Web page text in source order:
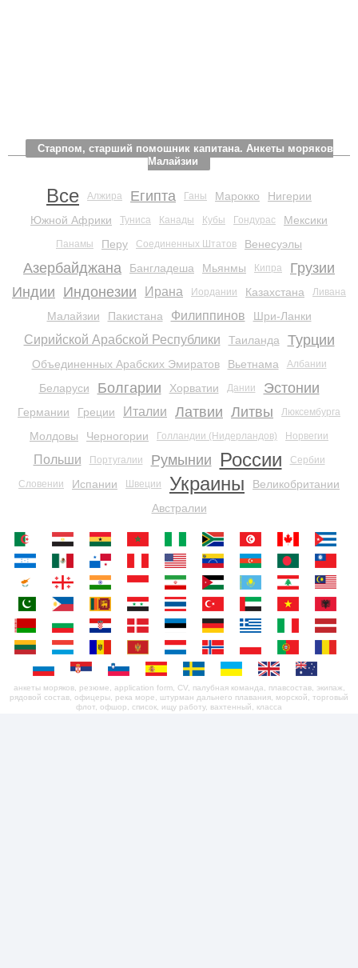
Старпом, старший помощник капитана. Анкеты моряков
Малайзии
Все Алжира Египта Ганы Марокко
Нигерии
Южной Африки
Туниса Канады Кубы Гондурас Мексики
Панамы Перу Соединенных Штатов Венесуэлы
Азербайджана Бангладеша Мьянмы Кипра
Грузии
Индии Индонезии Ирана Иордании Казахстана Ливана
Малайзии Пакистана Филиппинов Шри-Ланки
Сирийской Арабской Республики Таиланда Турции
Объединенных Арабских Эмиратов Вьетнама Албании
Беларуси Болгарии Хорватии Дании Эстонии
Германии Греции Италии Латвии Литвы Люксембурга
Молдовы Черногории Голландии (Нидерландов) Норвегии
Польши Португалии Румынии России Сербии
Словении Испании Швеции Украины
Великобритании
Австралии
анкеты моряков, резюме, application form, CV, палубная команда, плавсостав, экипаж,
рядовой состав, офицеры, река море, штурман дальнего плавания, морской, торговый
флот, офшор, список, ищу работу, вахтенный, класса